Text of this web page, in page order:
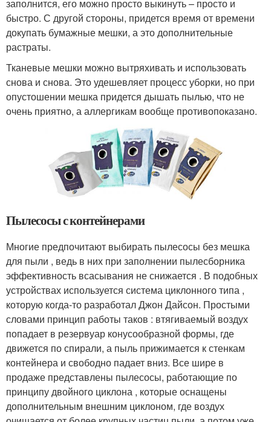
заполнится, его можно просто выкинуть – просто и
быстро. С другой стороны, придется время от времени
докупать бумажные мешки, а это дополнительные
растраты.
Тканевые мешки можно вытряхивать и использовать
снова и снова. Это удешевляет процесс уборки, но при
опустошении мешка придется дышать пылью, что не
очень приятно, а аллергикам вообще противопоказано.
Пылесосы с контейнерами
Многие предпочитают выбирать пылесосы без мешка
для пыли , ведь в них при заполнении пылесборника
эффективность всасывания не снижается . В подобных
устройствах используется система циклонного типа ,
которую когда-то разработал Джон Дайсон. Простыми
словами принцип работы таков : втягиваемый воздух
попадает в резервуар конусообразной формы, где
движется по спирали, а пыль прижимается к стенкам
контейнера и свободно падает вниз. Все шире в
продаже представлены пылесосы, работающие по
принципу двойного циклона , которые оснащены
дополнительным внешним циклоном, где воздух